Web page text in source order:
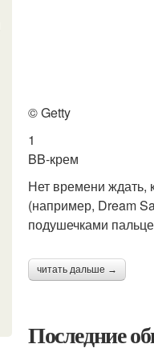
© Getty
1
BB-крем
Нет времени ждать,
(например, Dream
подушечками
читать дальше →
Последние